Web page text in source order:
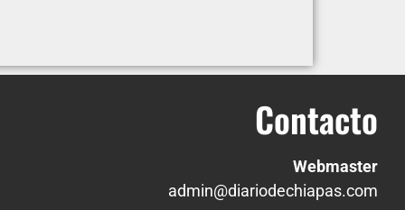
Contacto
Webmaster
admin@diariodechiapas.com